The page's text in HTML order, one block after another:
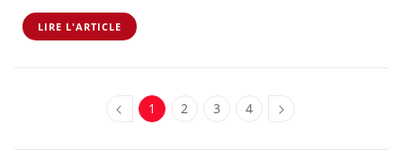
LIRE L'ARTICLE
1 2 3 4